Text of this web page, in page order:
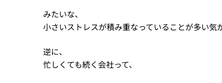
みたいな、
小さいストレスが積み重なっていることが多い気
逆に、
忙しくても続く会社って、